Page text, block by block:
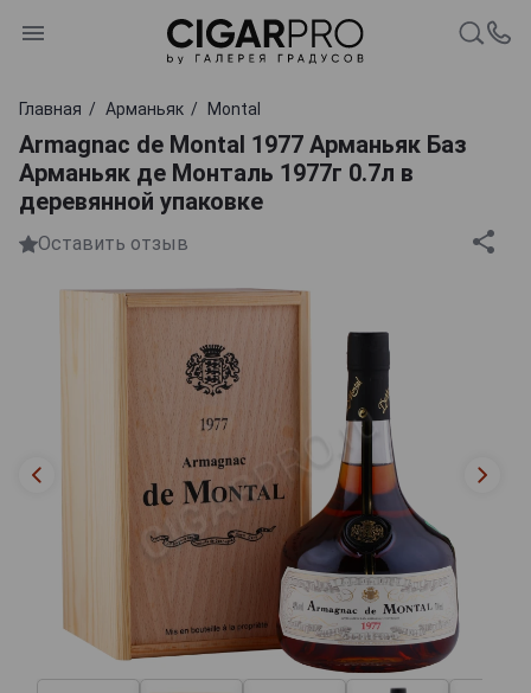
Главная Арманьяк Montal
Armagnac de Montal 1977 Арманьяк Баз
Арманьяк де Монталь 1977г 0.7л в
деревянной упаковке
Оставить отзыв